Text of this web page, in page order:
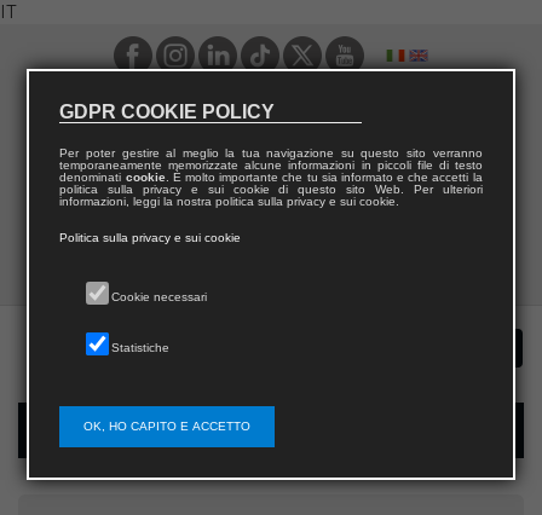
IT
Recupera password
GDPR COOKIE POLICY
Per poter gestire al meglio la tua navigazione su questo sito verranno
temporaneamente memorizzate alcune informazioni in piccoli file di testo
denominati cookie. È molto importante che tu sia informato e che accetti la
politica sulla privacy e sui cookie di questo sito Web. Per ulteriori
informazioni, leggi la nostra politica sulla privacy e sui cookie.
Politica sulla privacy e sui cookie
Cookie necessari
Statistiche
OK, HO CAPITO E ACCETTO